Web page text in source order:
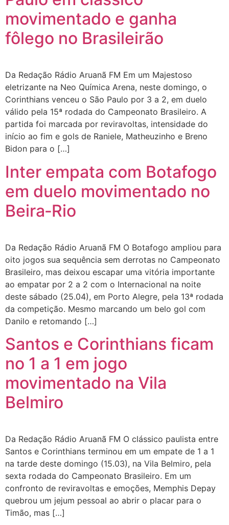
movimentado e ganha
fôlego no Brasileirão
Da Redação Rádio Aruanã FM Em um Majestoso
eletrizante na Neo Química Arena, neste domingo, o
Corinthians venceu o São Paulo por 3 a 2, em duelo
válido pela 15ª rodada do Campeonato Brasileiro. A
partida foi marcada por reviravoltas, intensidade do
início ao fim e gols de Raniele, Matheuzinho e Breno
Bidon para o […]
Inter empata com Botafogo
em duelo movimentado no
Beira‑Rio
Da Redação Rádio Aruanã FM O Botafogo ampliou para
oito jogos sua sequência sem derrotas no Campeonato
Brasileiro, mas deixou escapar uma vitória importante
ao empatar por 2 a 2 com o Internacional na noite
deste sábado (25.04), em Porto Alegre, pela 13ª rodada
da competição. Mesmo marcando um belo gol com
Danilo e retomando […]
Santos e Corinthians ficam
no 1 a 1 em jogo
movimentado na Vila
Belmiro
Da Redação Rádio Aruanã FM O clássico paulista entre
Santos e Corinthians terminou em um empate de 1 a 1
na tarde deste domingo (15.03), na Vila Belmiro, pela
sexta rodada do Campeonato Brasileiro. Em um
confronto de reviravoltas e emoções, Memphis Depay
quebrou um jejum pessoal ao abrir o placar para o
Timão, mas […]